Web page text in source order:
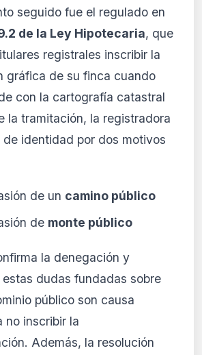
seguido fue el regulado en
de la Ley Hipotecaria, que
registrales inscribir la
gráfica de su finca cuando
con la cartografía catastral
la tramitación, la registradora
identidad por dos motivos
de un camino público
de monte público
la denegación y
dudas fundadas sobre
público son causa
no inscribir la
Además, la resolución